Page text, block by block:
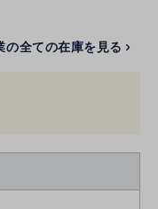
の全ての在庫を見る